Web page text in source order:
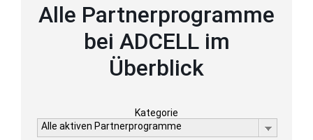
Alle Partnerprogramme
bei ADCELL im
Überblick
Kategorie
Alle aktiven Partnerprogramme